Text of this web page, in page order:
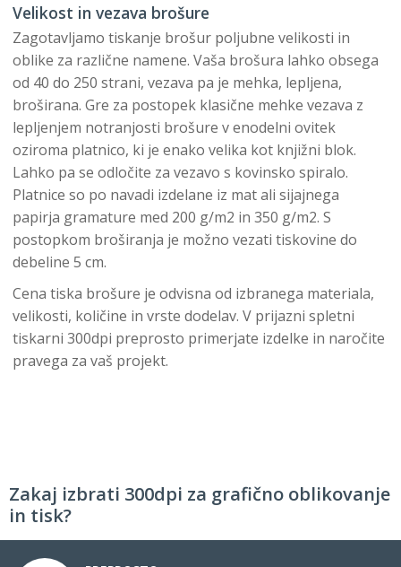
Velikost in vezava brošure
Zagotavljamo tiskanje brošur poljubne velikosti in
oblike za različne namene. Vaša brošura lahko obsega
od 40 do 250 strani, vezava pa je mehka, lepljena,
broširana. Gre za postopek klasične mehke vezava z
lepljenjem notranjosti brošure v enodelni ovitek
oziroma platnico, ki je enako velika kot knjižni blok.
Lahko pa se odločite za vezavo s kovinsko spiralo.
Platnice so po navadi izdelane iz mat ali sijajnega
papirja gramature med 200 g/m2 in 350 g/m2. S
postopkom broširanja je možno vezati tiskovine do
debeline 5 cm.
Cena tiska brošure je odvisna od izbranega materiala,
velikosti, količine in vrste dodelav. V prijazni spletni
tiskarni 300dpi preprosto primerjate izdelke in naročite
pravega za vaš projekt.
Zakaj izbrati 300dpi za grafično oblikovanje
in tisk?